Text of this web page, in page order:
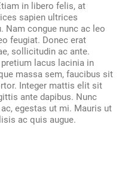
in libero felis, at
sapien ultrices
Nam congue nunc ac leo
feugiat. Donec erat
sollicitudin ac ante.
lacus lacinia in
massa sem, faucibus sit
Integer mattis elit sit
ante dapibus. Nunc
egestas ut mi. Mauris ut
ac quis augue.